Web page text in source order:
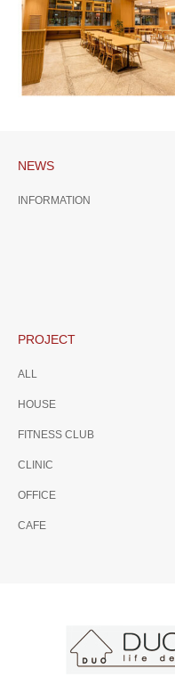
ろくまるテラス
人と景色がつながる、ゴルフ
場の新しい居場所
NEWS
INFORMATION
PROJECT
ALL
HOUSE
FITNESS CLUB
CLINIC
OFFICE
CAFE